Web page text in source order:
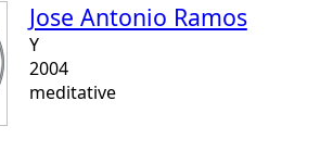
Jose Antonio Ramos
Y
2004
meditative